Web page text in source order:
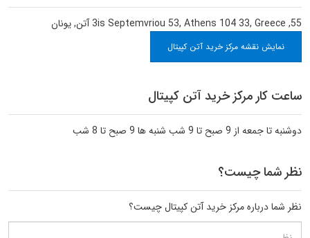
55, 3is Septemvriou 53, Athens 104 33, Greece آتن,یونان
نمایش نقشه مرکز خرید آتن کپیتال
ساعت کار مرکز خرید آتن کپیتال
دوشنبه تا جمعه از 9 صبح تا 9 شب شنبه ها 9 صبح تا 8 شب
نظر شما چیست؟
نظر شما درباره مرکز خرید آتن کپیتال چیست؟